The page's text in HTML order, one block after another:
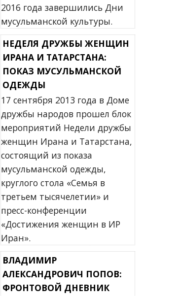
2016 года завершились Дни
мусульманской культуры.
НЕДЕЛЯ ДРУЖБЫ ЖЕНЩИН
ИРАНА И ТАТАРСТАНА:
ПОКАЗ МУСУЛЬМАНСКОЙ
ОДЕЖДЫ
17 сентября 2013 года в Доме
дружбы народов прошел блок
мероприятий Недели дружбы
женщин Ирана и Татарстана,
состоящий из показа
мусульманской одежды,
круглого стола «Семья в
третьем тысячелетии» и
пресс-конференции
«Достижения женщин в ИР
Иран».
ВЛАДИМИР
АЛЕКСАНДРОВИЧ ПОПОВ:
ФРОНТОВОЙ ДНЕВНИК